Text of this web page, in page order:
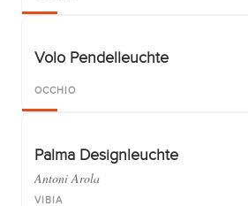
Volo Pendelleuchte
OCCHIO
Palma Designleuchte
Antoni Arola
VIBIA